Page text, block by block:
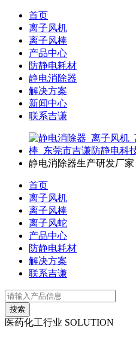
首页
离子风机
离子风棒
产品中心
防静电耗材
静电消除器
解决方案
新闻中心
联系吉谦
静电消除器生产研发厂家
首页
离子风机
离子风棒
离子风蛇
产品中心
防静电耗材
解决方案
联系吉谦
医药化工行业 SOLUTION